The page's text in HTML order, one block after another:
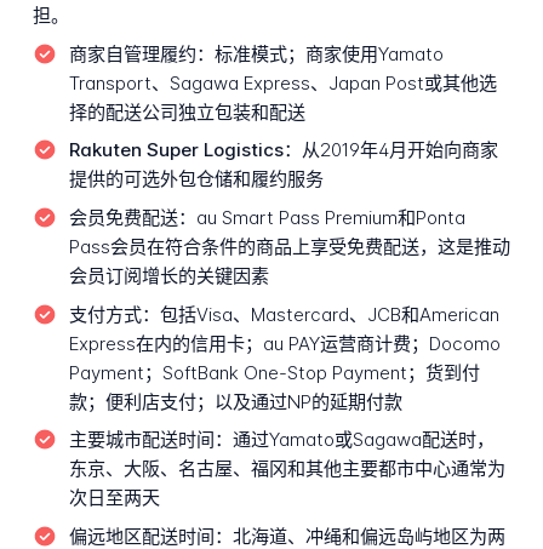
担。
商家自管理履约： 标准模式；商家使用Yamato
Transport、Sagawa Express、Japan Post或其他选
择的配送公司独立包装和配送
Rakuten Super Logistics： 从2019年4月开始向商家
提供的可选外包仓储和履约服务
会员免费配送： au Smart Pass Premium和Ponta
Pass会员在符合条件的商品上享受免费配送，这是推动
会员订阅增长的关键因素
支付方式： 包括Visa、Mastercard、JCB和American
Express在内的信用卡；au PAY运营商计费；Docomo
Payment；SoftBank One-Stop Payment；货到付
款；便利店支付；以及通过NP的延期付款
主要城市配送时间： 通过Yamato或Sagawa配送时，
东京、大阪、名古屋、福冈和其他主要都市中心通常为
次日至两天
偏远地区配送时间： 北海道、冲绳和偏远岛屿地区为两